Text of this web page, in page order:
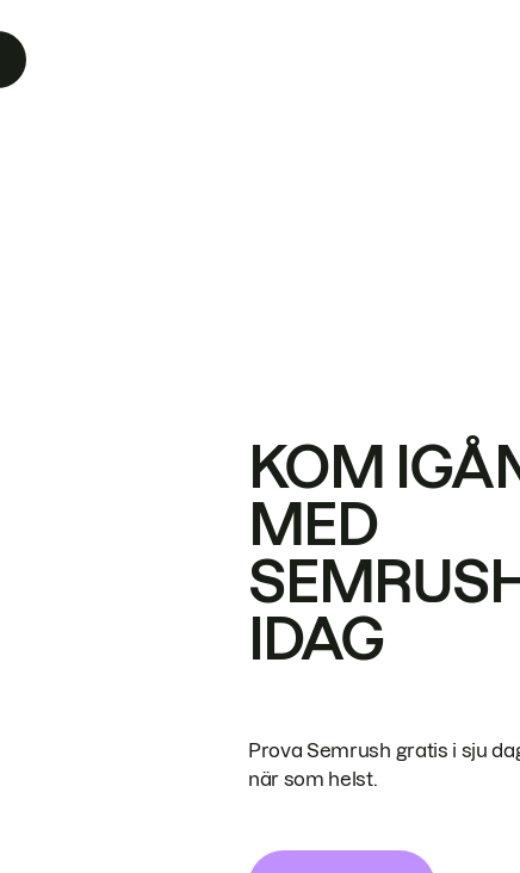
KOM
MED
IDAG
Prova Semrush gratis i sju
när som helst.